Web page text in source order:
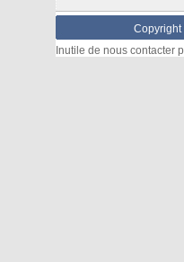
Copyright
Inutile de nous contacter